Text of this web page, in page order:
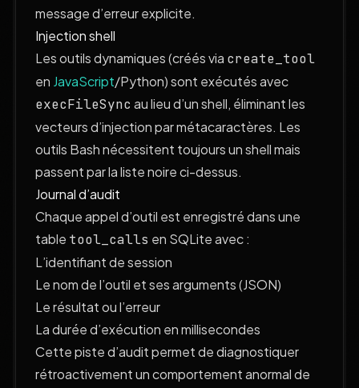
message d’erreur explicite.
Injection shell
Les outils dynamiques (créés via create_tool
en JavaScript/Python) sont exécutés avec
execFileSync au lieu d’un shell, éliminant les
vecteurs d’injection par métacaractères. Les
outils Bash nécessitent toujours un shell mais
passent par la liste noire ci-dessus.
Journal d’audit
Chaque appel d’outil est enregistré dans une
table tool_calls en SQLite avec :
L’identifiant de session
Le nom de l’outil et ses arguments (JSON)
Le résultat ou l’erreur
La durée d’exécution en millisecondes
Cette piste d’audit permet de diagnostiquer
rétroactivement un comportement anormal de